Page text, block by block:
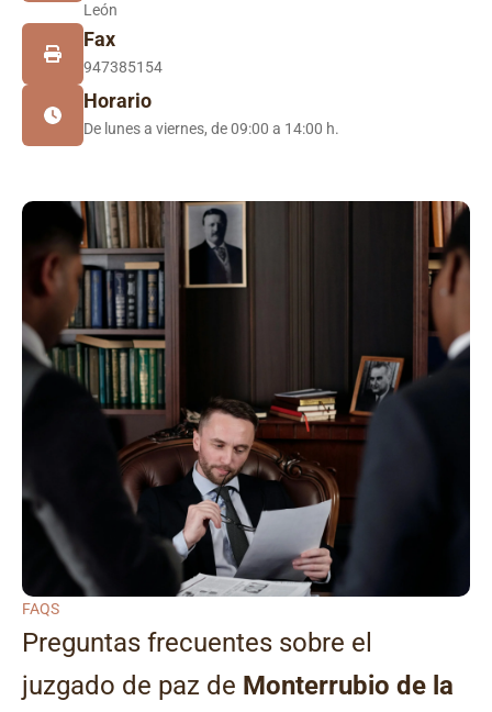
León
Fax
947385154
Horario
De lunes a viernes, de 09:00 a 14:00 h.
FAQS
Preguntas frecuentes sobre el
juzgado de paz de Monterrubio de la